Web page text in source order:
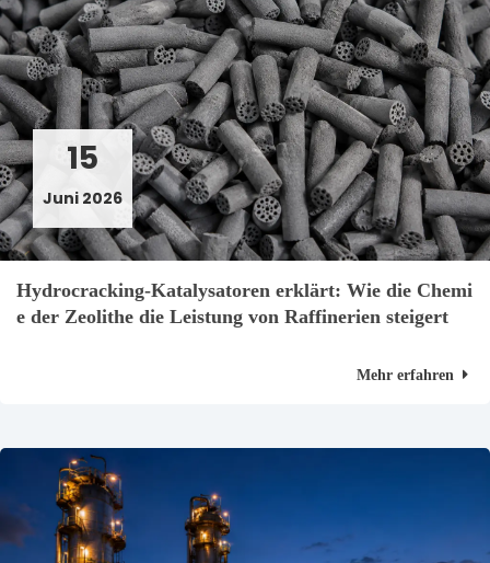
15
Juni 2026
Hydrocracking-Katalysatoren erklärt: Wie die Chemi
e der Zeolithe die Leistung von Raffinerien steigert
Mehr erfahren